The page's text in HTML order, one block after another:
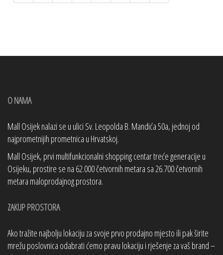
O NAMA
Mall Osijek nalazi se u ulici Sv. Leopolda B. Mandića 50a, jednoj od
najprometnijih prometnica u Hrvatskoj.
Mall Osijek, prvi multifunkcionalni shopping centar treće generacije u
Osijeku, prostire se na 62.000 četvornih metara sa 26.700 četvornih
metara maloprodajnog prostora.
ZAKUP PROSTORA
Ako tražite najbolju lokaciju za svoje prvo prodajno mjesto ili pak širite
mrežu poslovnica odabrati ćemo pravu lokaciju i rješenje za vaš brand –